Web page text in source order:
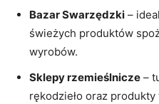
Bazar Swarzędzki –
świeżych produktów
wyrobów.
Sklepy rzemieślnicze –
rękodzieło oraz